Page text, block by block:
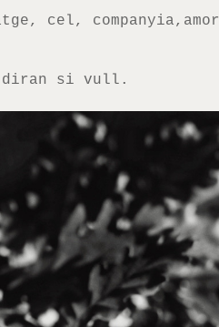
, cel, companyia,amor
diran si vull.